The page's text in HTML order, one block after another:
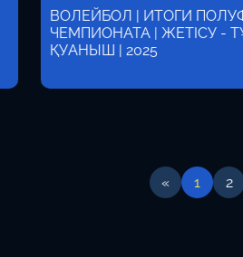
ВОЛЕЙБОЛ | ИТОГИ
ЧЕМПИОНАТА | ЖЕТІСУ -
ҚУАНЫШ | 2025
« 1 2